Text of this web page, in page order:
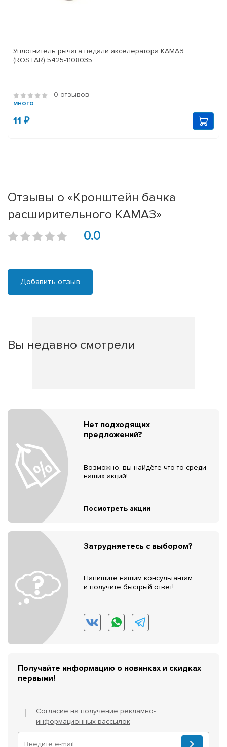
Уплотнитель рычага педали акселератора КАМАЗ
(ROSTAR) 5425-1108035
0 отзывов
много
11 ₽
Отзывы о «Кронштейн бачка
расширительного КАМАЗ»
0.0
Добавить отзыв
Вы недавно смотрели
Нет подходящих
предложений?
Возможно, вы найдёте что-то среди
наших акций!
Посмотреть акции
Затрудняетесь с выбором?
Напишите нашим консультантам
и получите быстрый ответ!
Получайте информацию о новинках и скидках
первыми!
Согласие на получение рекламно-
информационных рассылок